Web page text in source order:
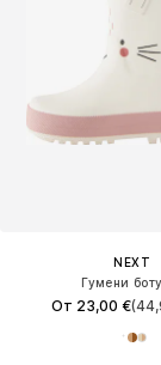
NEXT
Гумени
От 23,00 €